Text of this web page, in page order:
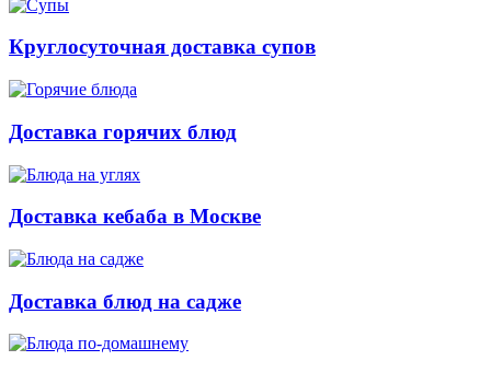
Круглосуточная доставка супов
Доставка горячих блюд
Доставка кебаба в Москве
Доставка блюд на садже